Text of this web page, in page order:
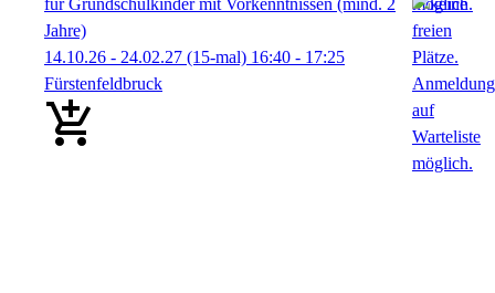
für Grundschulkinder mit Vorkenntnissen (mind. 2
Jahre)
14.10.26 - 24.02.27 (15-mal) 16:40 - 17:25
Fürstenfeldbruck